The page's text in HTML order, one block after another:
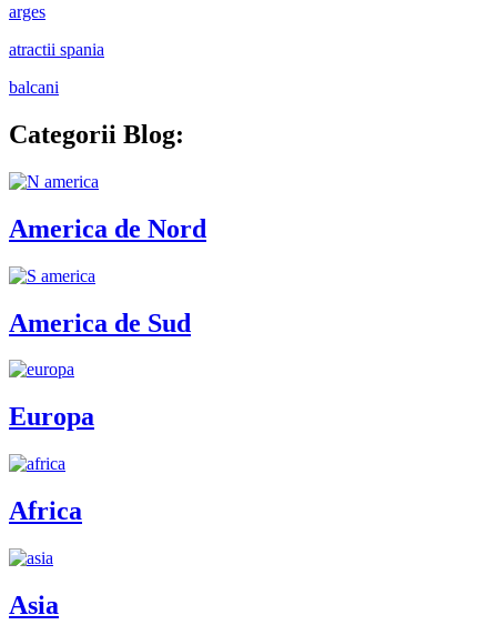
arges
atractii spania
balcani
Categorii Blog:
America de Nord
America de Sud
Europa
Africa
Asia